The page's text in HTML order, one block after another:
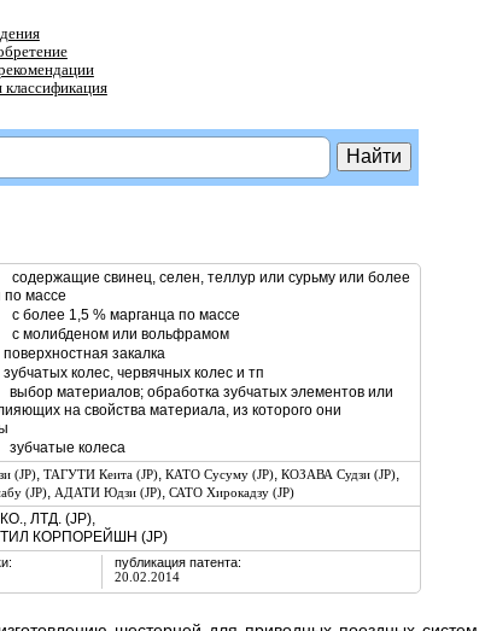
содержащие свинец, селен, теллур или сурьму или более
массе
с более 1,5 % марганца по массе
с молибденом или вольфрамом
закалка
колес, червячных колес и тп
выбор материалов; обработка зубчатых элементов или
на свойства материала, из которого они
зубчатые колеса
(JP), ТАГУТИ Кеита (JP), КАТО Сусуму (JP), КОЗАВА Судзи (JP),
(JP), АДАТИ Юдзи (JP), САТО Хирокадзу (JP)
ЛТД. (JP),
КОРПОРЕЙШН (JP)
публикация патента:
20.02.2014